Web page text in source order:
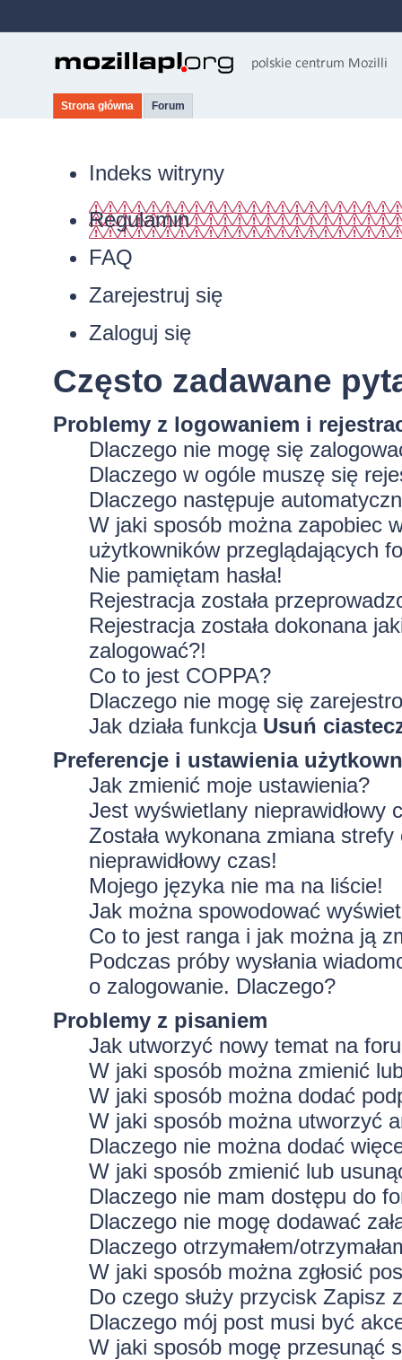
Strona główna Forum
Indeks witryny
Regulamin
FAQ
Zarejestruj się
Zaloguj się
Często zadawane
Problemy z logowaniem i
Dlaczego nie mogę się
Dlaczego w ogóle muszę się
Dlaczego następuje
W jaki sposób można zapobiec
użytkowników przeglądających
Nie pamiętam hasła!
Rejestracja została
Rejestracja została dokonana
zalogować?!
Co to jest COPPA?
Dlaczego nie mogę się
Jak działa funkcja Usuń
Preferencje i ustawienia
Jak zmienić moje ustawienia?
Jest wyświetlany nieprawidłowy
Została wykonana zmiana
nieprawidłowy czas!
Mojego języka nie ma na liście!
Jak można spowodować
Co to jest ranga i jak można ją
Podczas próby wysłania
o zalogowanie. Dlaczego?
Problemy z pisaniem
Jak utworzyć nowy temat na
W jaki sposób można zmienić
W jaki sposób można dodać
W jaki sposób można utworzyć
Dlaczego nie można dodać
W jaki sposób zmienić lub
Dlaczego nie mam dostępu do
Dlaczego nie mogę dodawać
Dlaczego otrzymałem/
W jaki sposób można zgłosić
Do czego służy przycisk Zapisz
Dlaczego mój post musi być
W jaki sposób mogę przesunąć